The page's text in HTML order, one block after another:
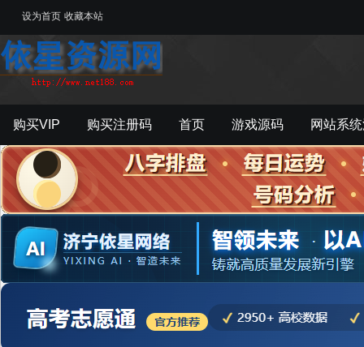
设为首页 收藏本站
购买VIP 购买注册码 首页 游戏源码 网站系
游戏工具 影音资源 主题模板